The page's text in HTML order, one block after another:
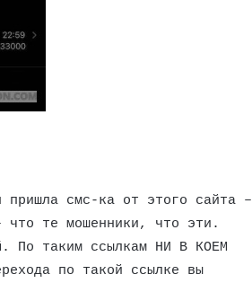
смс-ка от этого сайта –
что те мошенники, что эти.
. По таким ссылкам НИ В КОЕМ
по такой ссылке вы